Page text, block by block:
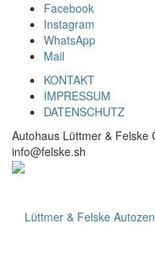
Facebook
Instagram
WhatsApp
Mail
KONTAKT
IMPRESSUM
DATENSCHUTZ
Autohaus Lüttmer & Felske
info@felske.sh